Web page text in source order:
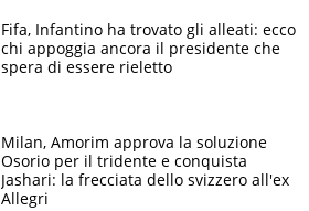
Fifa, Infantino ha trovato gli alleati: ecco
chi appoggia ancora il presidente che
spera di essere rieletto
Milan, Amorim approva la soluzione
Osorio per il tridente e conquista
Jashari: la frecciata dello svizzero all'ex
Allegri